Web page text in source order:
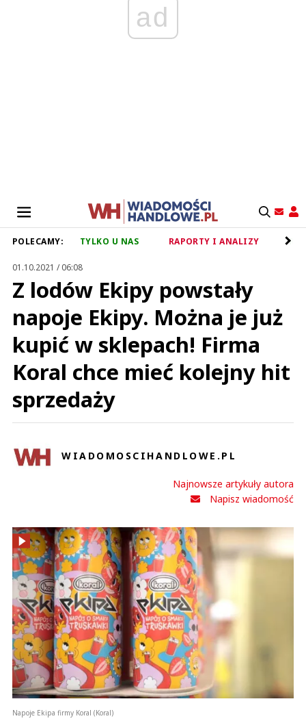
ad
POLECAMY: TYLKO U NAS RAPORTY I ANALIZY
01.10.2021 / 06:08
Z lodów Ekipy powstały
napoje Ekipy. Można je już
kupić w sklepach! Firma
Koral chce mieć kolejny hit
sprzedaży
WIADOMOSCIHANDLOWE.PL
Najnowsze artykuły autora
Napisz wiadomość
Napoje Ekipa firmy Koral (Koral)